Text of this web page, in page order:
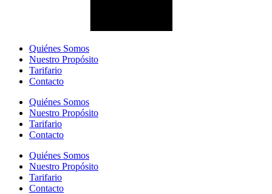
Quiénes Somos
Nuestro Propósito
Tarifario
Contacto
Quiénes Somos
Nuestro Propósito
Tarifario
Contacto
Quiénes Somos
Nuestro Propósito
Tarifario
Contacto